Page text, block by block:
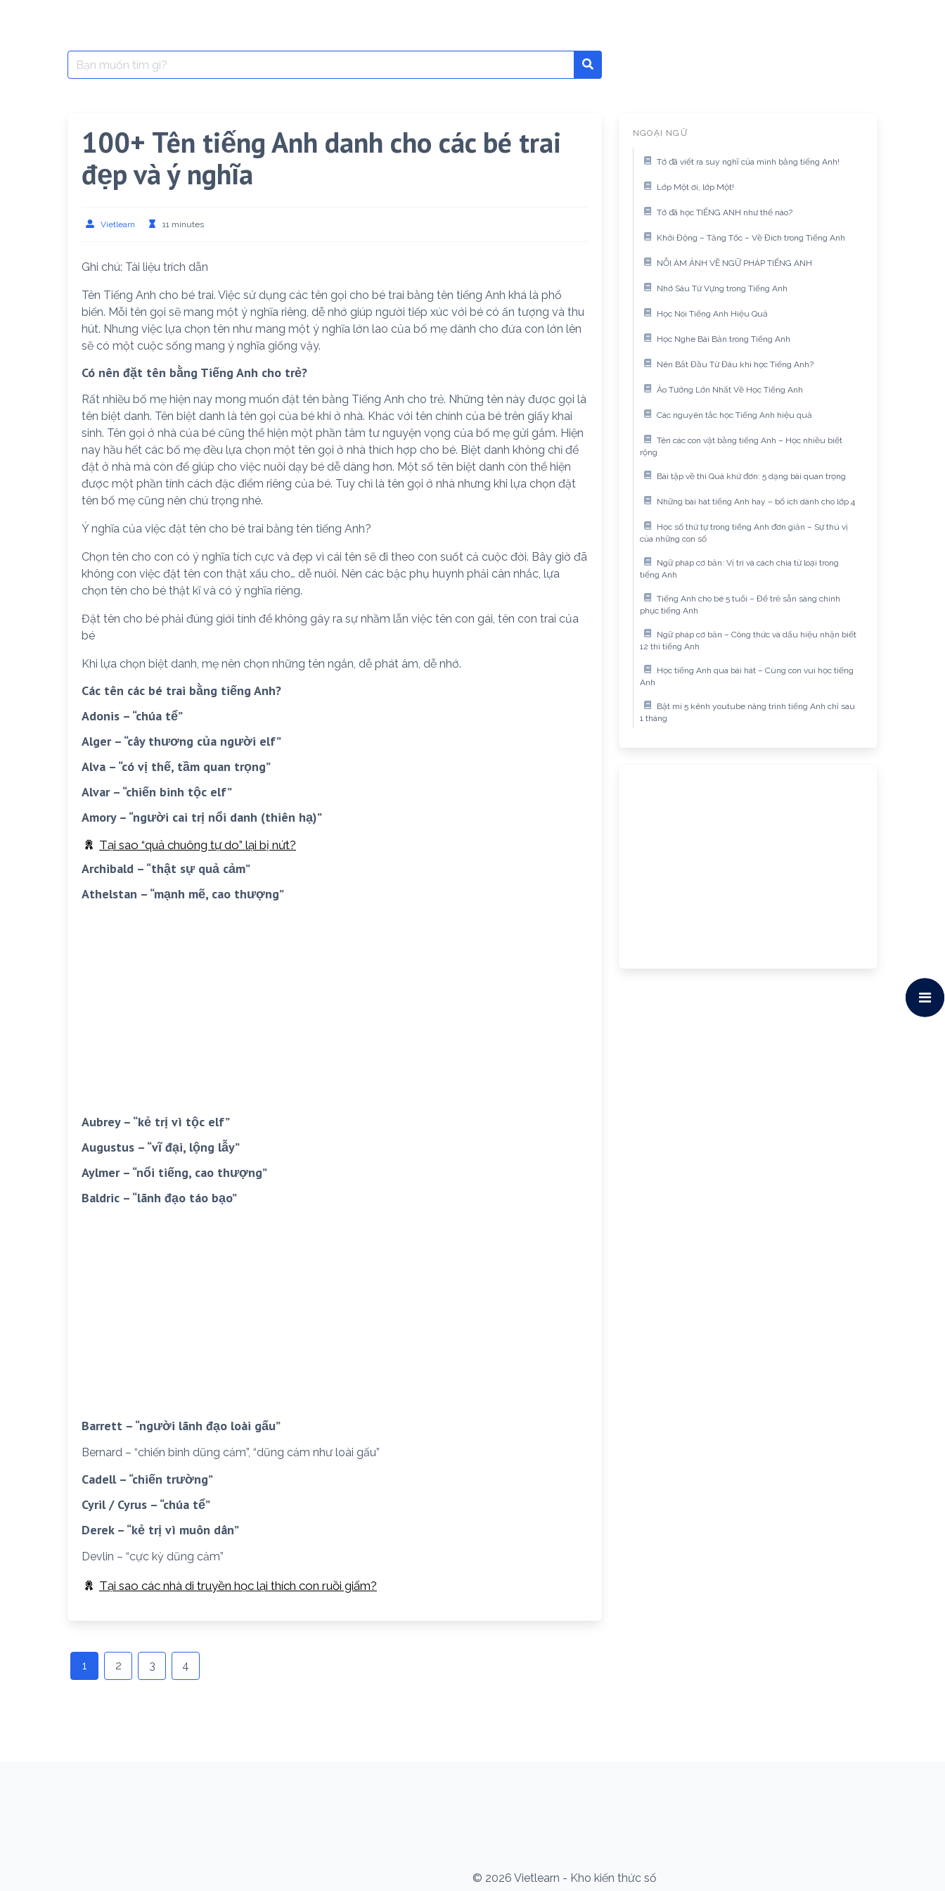
Search
for:
100+ Tên tiếng Anh danh cho các bé trai
đẹp và ý nghĩa
Vietlearn 11 minutes
Ghi chú: Tài liệu trích dẫn
Tên Tiếng Anh cho bé trai. Việc sử dụng các tên gọi cho bé trai bằng tên tiếng Anh khá là phổ
biến. Mỗi tên gọi sẽ mang một ý nghĩa riêng, dễ nhớ giúp người tiếp xúc với bé có ấn tượng và thu
hút. Nhưng việc lựa chọn tên như mang một ý nghĩa lớn lao của bố mẹ dành cho đứa con lớn lên
sẽ có một cuộc sống mang ý nghĩa giống vậy.
Có nên đặt tên bằng Tiếng Anh cho trẻ?
Rất nhiều bố mẹ hiện nay mong muốn đặt tên bằng Tiếng Anh cho trẻ. Những tên này được gọi là
tên biệt danh. Tên biệt danh là tên gọi của bé khi ở nhà. Khác với tên chính của bé trên giấy khai
sinh. Tên gọi ở nhà của bé cũng thể hiện một phần tâm tư nguyện vọng của bố mẹ gửi gắm. Hiện
nay hầu hết các bố mẹ đều lựa chọn một tên gọi ở nhà thích hợp cho bé. Biệt danh không chỉ để
đặt ở nhà mà còn để giúp cho việc nuôi dạy bé dễ dàng hơn. Một số tên biệt danh còn thể hiện
được một phần tính cách đặc điểm riêng của bé. Tuy chỉ là tên gọi ở nhà nhưng khi lựa chọn đặt
tên bố mẹ cũng nên chú trọng nhé.
Ý nghĩa của việc đặt tên cho bé trai bằng tên tiếng Anh?
Chọn tên cho con có ý nghĩa tích cực và đẹp vì cái tên sẽ đi theo con suốt cả cuộc đời. Bây giờ đã
không con việc đặt tên con thật xấu cho… dễ nuôi. Nên các bậc phụ huynh phải cân nhắc, lựa
chọn tên cho bé thật kĩ và có ý nghĩa riêng.
Đặt tên cho bé phải đúng giới tính để không gây ra sự nhầm lẫn việc tên con gái, tên con trai của
bé
Khi lựa chọn biệt danh, mẹ nên chọn những tên ngắn, dễ phát âm, dễ nhớ.
Các tên các bé trai bằng tiếng Anh?
Adonis – “chúa tể”
Alger – “cây thương của người elf”
Alva – “có vị thế, tầm quan trọng”
Alvar – “chiến binh tộc elf”
Amory – “người cai trị nổi danh (thiên hạ)”
Tại sao “quả chuông tự do” lại bị nứt?
Archibald – “thật sự quả cảm”
Athelstan – “mạnh mẽ, cao thượng”
Aubrey – “kẻ trị vì tộc elf”
Augustus – “vĩ đại, lộng lẫy”
Aylmer – “nổi tiếng, cao thượng”
Baldric – “lãnh đạo táo bạo”
Barrett – “người lãnh đạo loài gấu”
Bernard – “chiến binh dũng cảm”, “dũng cảm như loài gấu”
Cadell – “chiến trường”
Cyril / Cyrus – “chúa tể”
Derek – “kẻ trị vì muôn dân”
Devlin – “cực kỳ dũng cảm”
Tại sao các nhà di truyền học lại thích con ruồi giấm?
1 2 3 4
NGOẠI NGỮ
Tớ đã viết ra suy nghĩ của mình bằng tiếng Anh!
Lớp Một ơi, lớp Một!
Tớ đã học TIẾNG ANH như thế nào?
Khởi Động – Tăng Tốc – Về Đích trong Tiếng Anh
NỖI ÁM ẢNH VỀ NGỮ PHÁP TIẾNG ANH
Nhớ Sâu Từ Vựng trong Tiếng Anh
Học Nói Tiếng Anh Hiệu Quả
Học Nghe Bài Bản trong Tiếng Anh
Nên Bắt Đầu Từ Đâu khi học Tiếng Anh?
Ảo Tưởng Lớn Nhất Về Học Tiếng Anh
Các nguyên tắc học Tiếng Anh hiệu quả
Tên các con vật bằng tiếng Anh – Học nhiều biết
rộng
Bài tập về thì Quá khứ đơn: 5 dạng bài quan trọng
Những bài hát tiếng Anh hay – bổ ích dành cho lớp 4
Học số thứ tự trong tiếng Anh đơn giản – Sự thú vị
của những con số
Ngữ pháp cơ bản: Vị trí và cách chia từ loại trong
tiếng Anh
Tiếng Anh cho bé 5 tuổi – Để trẻ sẵn sàng chinh
phục tiếng Anh
Ngữ pháp cơ bản – Công thức và dấu hiệu nhận biết
12 thì tiếng Anh
Học tiếng Anh qua bài hát – Cùng con vui học tiếng
Anh
Bật mí 5 kênh youtube nâng trình tiếng Anh chỉ sau
1 tháng
© 2026 Vietlearn - Kho kiến thức số